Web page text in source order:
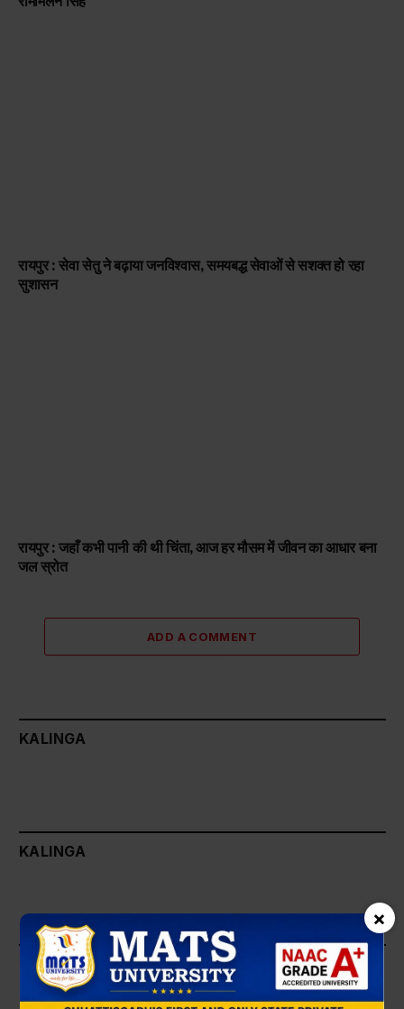
रायपुर : सेवा सेतु ने बढ़ाया जनविश्वास, समयबद्ध सेवाओं से सशक्त हो रहा
सुशासन
रायपुर : जहाँ कभी पानी की थी चिंता, आज हर मौसम में जीवन का आधार बना
जल स्रोत
ADD A COMMENT
KALINGA
KALINGA
KALINGA
×